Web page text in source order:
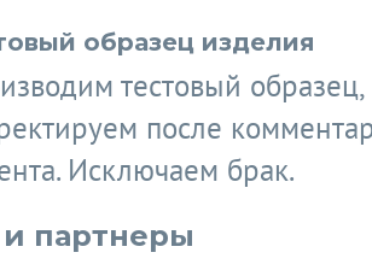
образец изделия
тестовый образец,
после
Исключаем брак.
партнеры